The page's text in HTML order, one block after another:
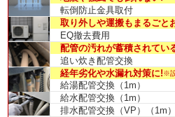
転倒防止金具取付
取り外しや運搬もまるごと
EQ撤去費用
配管の汚れが蓄積されてい
追い炊き配管交換
経年劣化や水漏れ対策に!※
給湯配管交換（1m）
給水配管交換（1m）
排水配管交換（VP）（1m）